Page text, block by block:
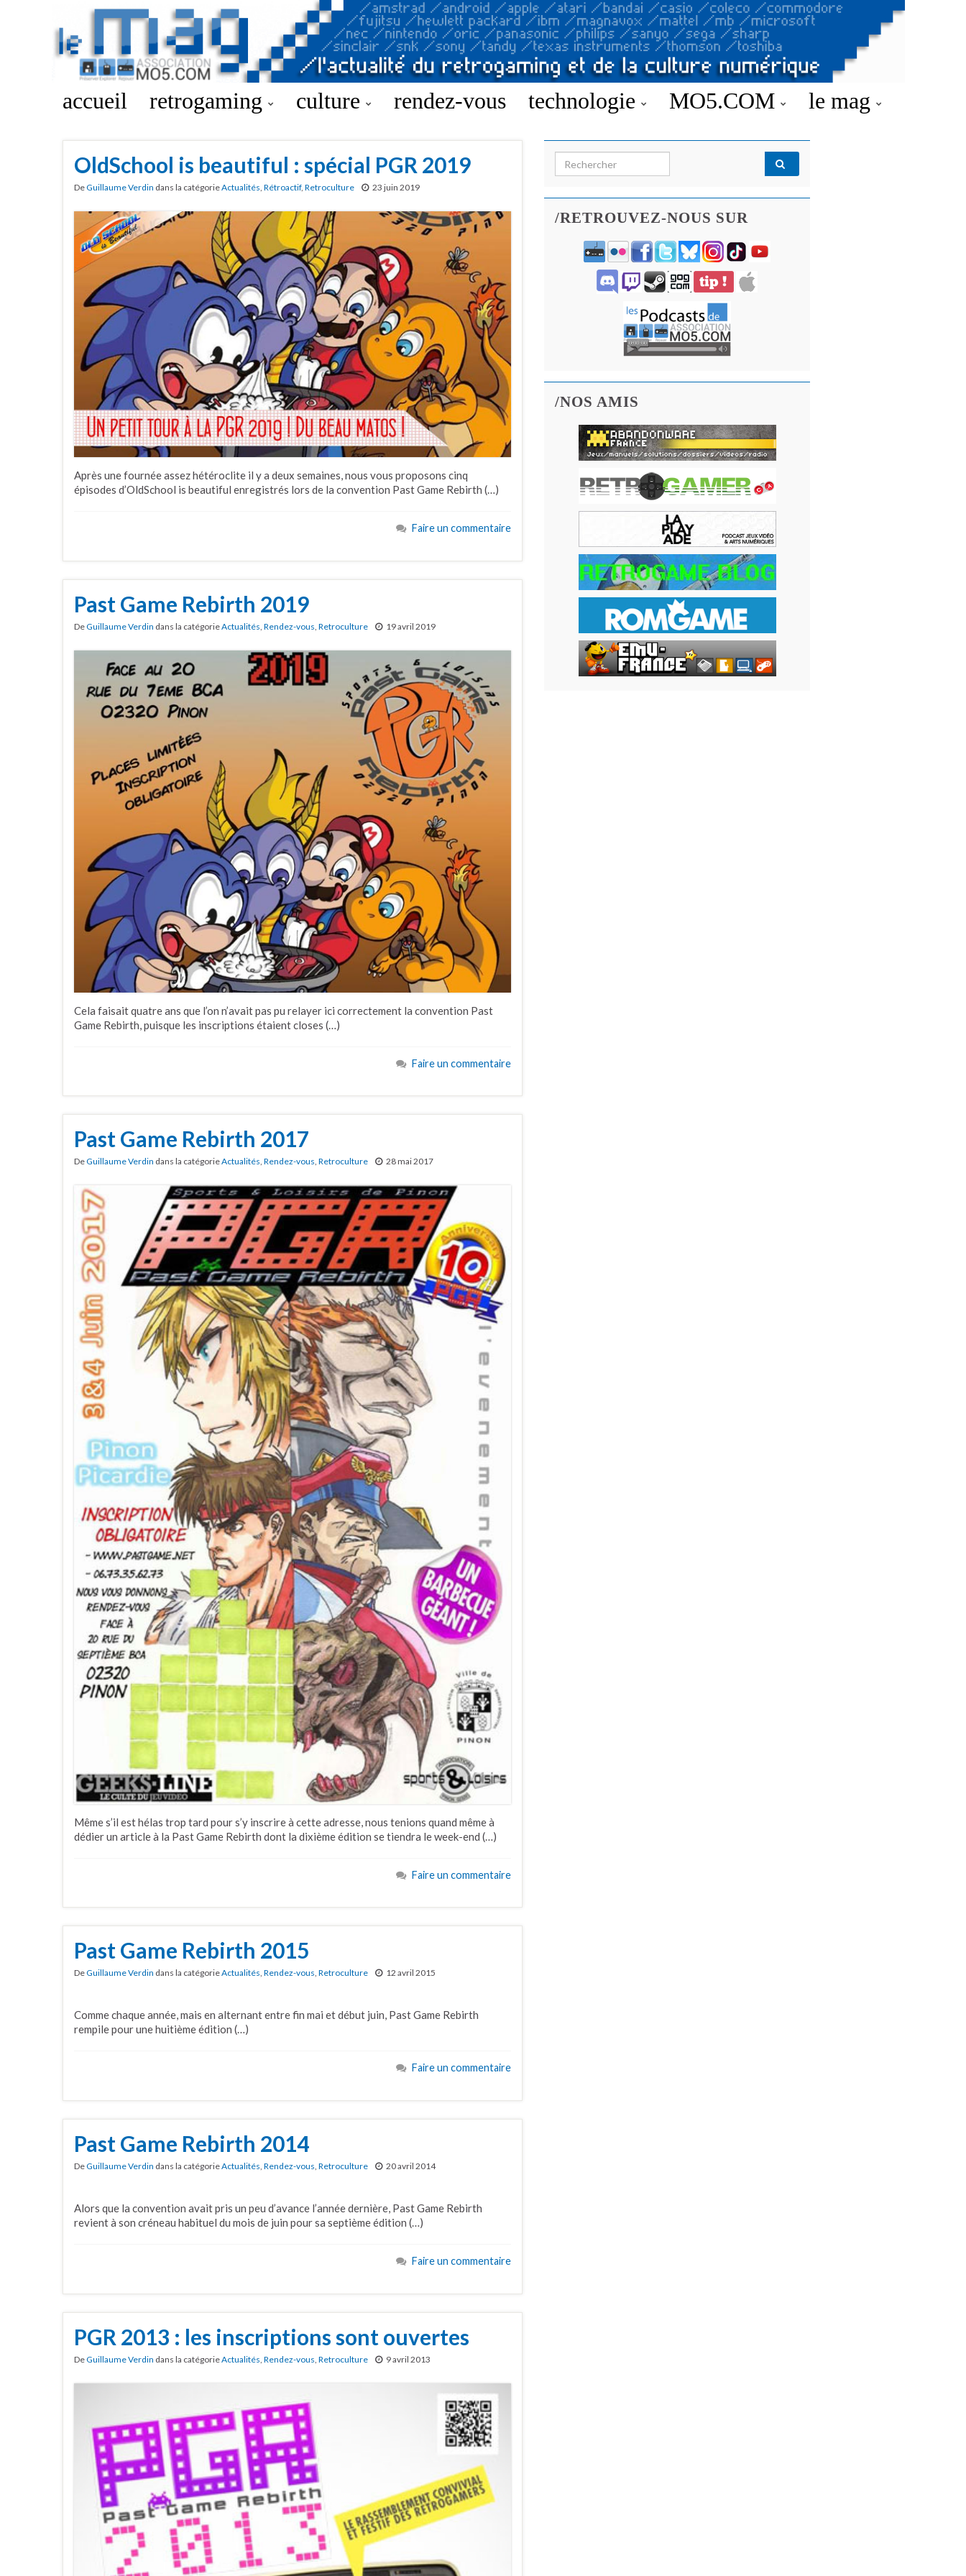
accueil retrogaming culture rendez-vous technologie MO5.COM le mag
OldSchool is beautiful : spécial PGR 2019
DeGuillaume Verdin dans la catégorieActualités, Rétroactif, Retroculture 23 juin 2019
Après une fournée assez hétéroclite il y a deux semaines, nous vous proposons cinq
épisodes d’OldSchool is beautiful enregistrés lors de la convention Past Game Rebirth (…)
Faire un commentaire
Past Game Rebirth 2019
DeGuillaume Verdin dans la catégorieActualités Rendez-vous Retroculture 19 avril 2019
Cela faisait quatre ans que l’on n’avait pas pu relayer ici correctement la convention Past
Game Rebirth, puisque les inscriptions étaient closes (…)
Faire un commentaire
Past Game Rebirth 2017
DeGuillaume Verdin dans la catégorieActualités, Rendez-vous, Retroculture 28 mai 2017
Même s’il est hélas trop tard pour s’y inscrire à cette adresse, nous tenions quand même à
dédier un article à la Past Game Rebirth dont la dixième édition se tiendra le week-end (…)
Faire un commentaire
Past Game Rebirth 2015
DeGuillaume Verdin dans la catégorieActualités, Rendez-vous, Retroculture 12 avril 2015
Comme chaque année, mais en alternant entre fin mai et début juin, Past Game Rebirth
rempile pour une huitième édition (…)
Faire un commentaire
Past Game Rebirth 2014
DeGuillaume Verdin dans la catégorieActualités Rendez-vous Retroculture 20 avril 2014
Alors que la convention avait pris un peu d’avance l’année dernière, Past Game Rebirth
revient à son créneau habituel du mois de juin pour sa septième édition (…)
Faire un commentaire
PGR 2013 : les inscriptions sont ouvertes
DeGuillaume Verdin dans la catégorieActualités Rendez-vous Retroculture 9 avril 2013
Search for:
/RETROUVEZ-NOUS SUR
/NOS AMIS